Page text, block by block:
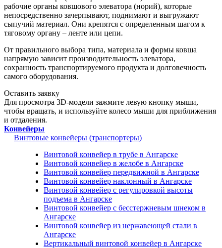
рабочие органы ковшового элеватора (норий), которые
непосредственно зачерпывают, поднимают и выгружают
сыпучий материал. Они крепятся с определенным шагом к
тяговому органу – ленте или цепи.
От правильного выбора типа, материала и формы ковша
напрямую зависит производительность элеватора,
сохранность транспортируемого продукта и долговечность
самого оборудования.
Оставить заявку
Для просмотра 3D-модели зажмите левую кнопку мыши,
чтобы вращать, и используйте колесо мыши для приближения
и отдаления.
Конвейеры
Винтовые конвейеры (транспортеры)
Винтовой конвейер в трубе в Ангарске
Винтовой конвейер в желобе в Ангарске
Винтовой конвейер передвижной в Ангарске
Винтовой конвейер наклонный в Ангарске
Винтовой конвейер с регулировкой высоты
подъема в Ангарске
Винтовой конвейер с бесстержневым шнеком в
Ангарске
Винтовой конвейер из нержавеющей стали в
Ангарске
Вертикальный винтовой конвейер в Ангарске